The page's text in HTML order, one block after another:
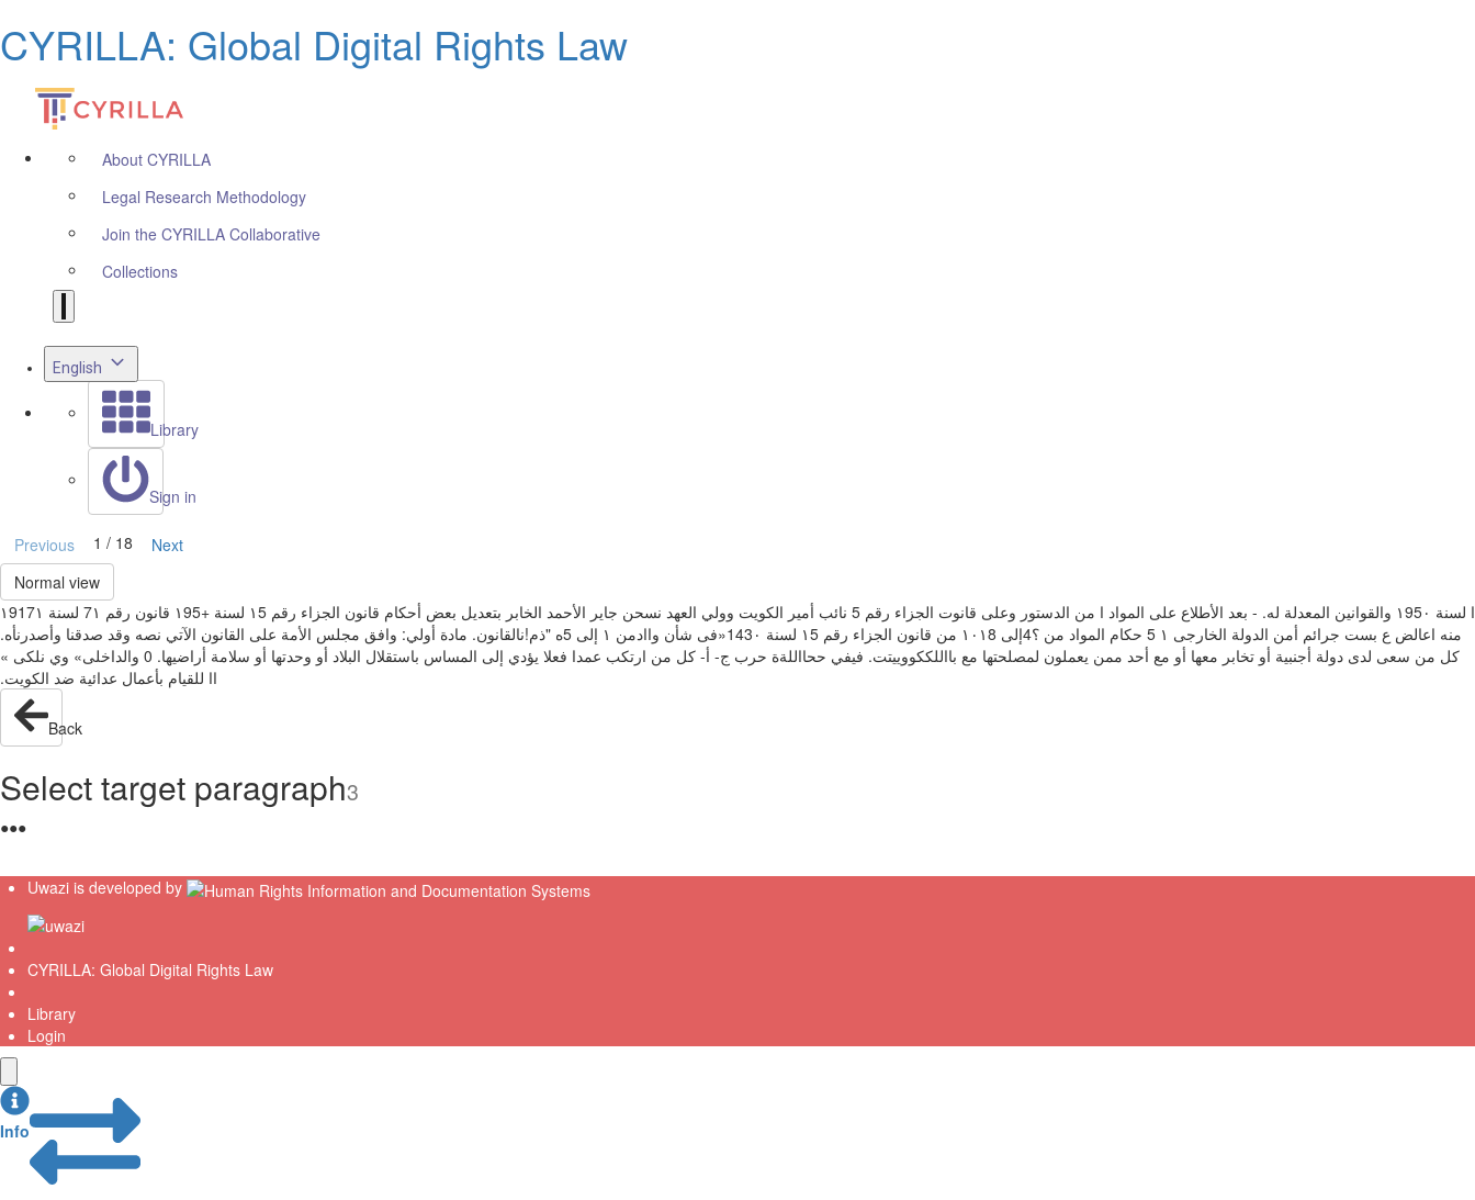
CYRILLA: Global Digital Rights Law
About CYRILLA
Legal Research Methodology
Join the CYRILLA Collaborative
Collections
English
Library
Sign in
Previous 1 / 18
Next
Normal view
‫قانون رقم ‏‪ 7١‬لسنة ‏‪١917١‬‬ ‫بتعديل بعض أحكام قانون الجزاء رقم ‏‪ ١5‬لسنة ‏‪١95+‬‬ ‫نائب أمير الكويت وولي العهد‬ ‫نسحن جاير الأحمد الخابر‬ ‫‪ -‬بعد الأطلاع على المواد‬ ‫ا من الدستور وعلى قانوت الجزاء رقم ‪5‬‬ ‫ا‬ ‫لسنة ‏‪ ١95٠‬والقوانين المعدلة له‪.‬‬
‫وافق مجلس‬ ‫الأمة على القانون الآتي نصه وقد صدقنا وأصدرنأه‪.‬‬ ‫مادة أولي‪:‬‬ ‫‪ 5 ١‬حكام المواد من ؟‪4‬إلى ‏‪ ١٠١8‬من قانون الجزاء رقم ‏‪ ١5‬لسنة ‏‪»143٠‬فى شأن‬ ‫واادمن ‏‪ ١‬إلى ‪5‬ه "ذم!نالقانون‪.‬‬ ‫منه‬ ‫اعالض ع‬ ‫بست‬ ‫جرائم أمن الدولة الخارجى
والداخلى» وي‬ ‫نلكى »‬ ‫‪0‬‬ ‫أ‪ -‬كل من ارتكب عمدا فعلا يؤدي إلى المساس باستقلال البلاد أو وحدتها أو سلامة‬ ‫أراضيها‪.‬‬ ‫فيفي ححااللةة حرب‬ ‫ج‪-‬‬ ‫مع بااللككووييتت‪.‬‬ ‫كل من سعى لدى‬ ‫دولة أجنبية أو تخابر معها أو مع أحد ممن يعملون لمصلحتها‬
Back
Select target paragraph3
●●●
Uwazi is developed by
CYRILLA: Global Digital Rights Law
Library
Login
Info